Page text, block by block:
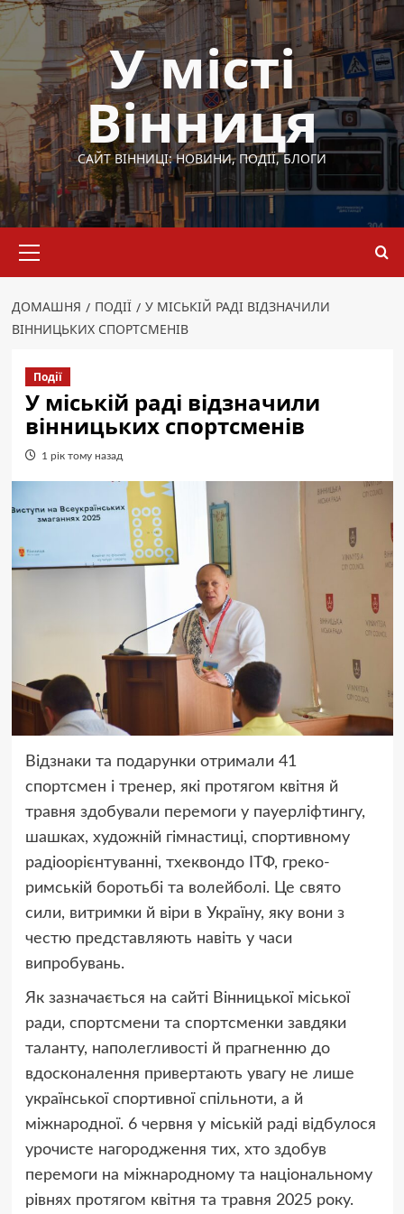
Перейти
до
вмісту
У місті
Вінниця
САЙТ ВІННИЦІ: НОВИНИ, ПОДІЇ, БЛОГИ
меню
ДОМАШНЯ ПОДІЇ
У МІСЬКІЙ РАДІ ВІДЗНАЧИЛИ
ВІННИЦЬКИХ СПОРТСМЕНІВ
Події
У міській раді відзначили
вінницьких спортсменів
1 рік тому назад
Відзнаки та подарунки отримали 41
спортсмен і тренер, які протягом квітня й
травня здобували перемоги у пауерліфтингу,
шашках, художній гімнастиці, спортивному
радіоорієнтуванні, тхеквондо ІТФ, греко-
римській боротьбі та волейболі. Це свято
сили, витримки й віри в Україну, яку вони з
честю представляють навіть у часи
випробувань.
Як зазначається на сайті Вінницької міської
ради, спортсмени та спортсменки завдяки
таланту, наполегливості й прагненню до
вдосконалення привертають увагу не лише
української спортивної спільноти, а й
міжнародної. 6 червня у міській раді відбулося
урочисте нагородження тих, хто здобув
перемоги на міжнародному та національному
рівнях протягом квітня та травня 2025 року.